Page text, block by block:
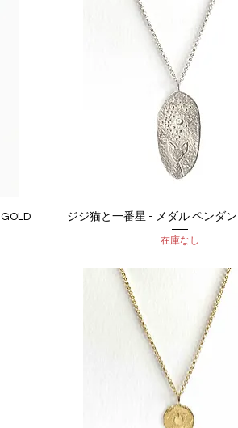
クイックビュー
ジジ猫と一番星 - メダル ペンダン
在庫なし